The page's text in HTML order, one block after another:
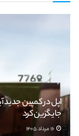
اپل در کمپین
جایگزین کرد